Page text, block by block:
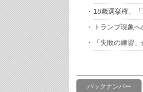
18歳選挙権、
トランプ現象
「失敗の練習
バックナンバー